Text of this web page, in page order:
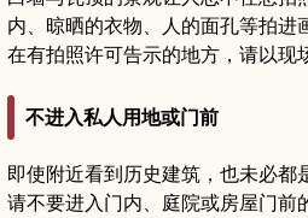
内、晾晒的衣物、人的面孔等拍进
在有拍照许可告示的地方，请以现
不进入私人用地或门前
即使附近看到历史建筑，也未必都
请不要进入门内、庭院或房屋门前